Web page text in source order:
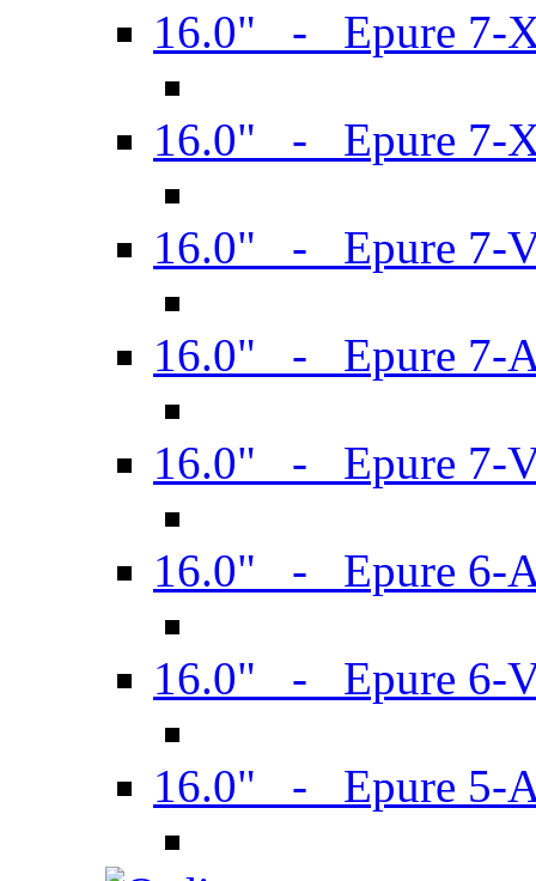
16.0" - Epure 7-
16.0" - Epure 7-
16.0" - Epure 7-
16.0" - Epure 7-
16.0" - Epure 7-
16.0" - Epure 6-
16.0" - Epure 6-
16.0" - Epure 5-